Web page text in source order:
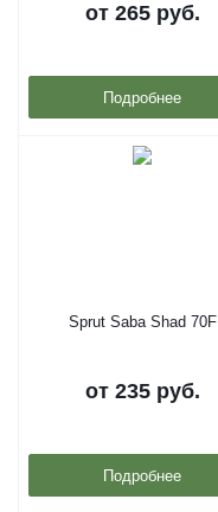
от 265 руб.
Подробнее
Sprut Saba Shad 70F
от 235 руб.
Подробнее